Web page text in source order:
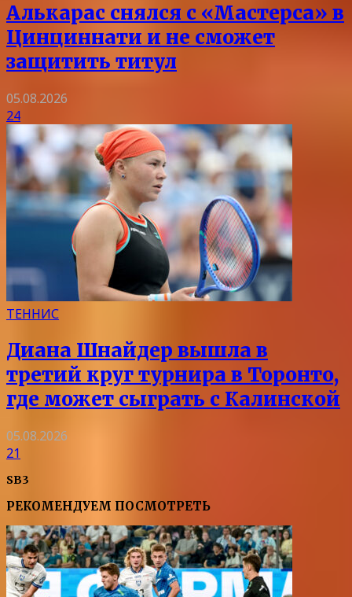
Алькарас снялся с «Мастерса» в
Цинциннати и не сможет
защитить титул
05.08.2026
24
ТЕННИС
Диана Шнайдер вышла в
третий круг турнира в Торонто,
где может сыграть с Калинской
05.08.2026
21
SB3
РЕКОМЕНДУЕМ ПОСМОТРЕТЬ